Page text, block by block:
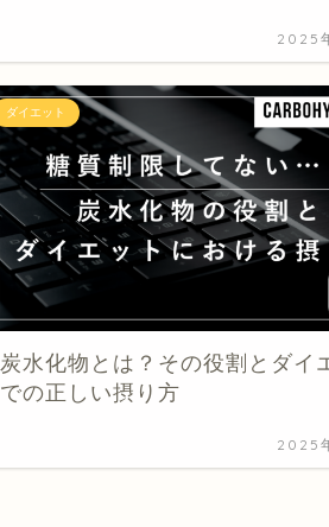
2025
ダイエット
炭水化物とは？その役割とダイ
での正しい摂り方
2025